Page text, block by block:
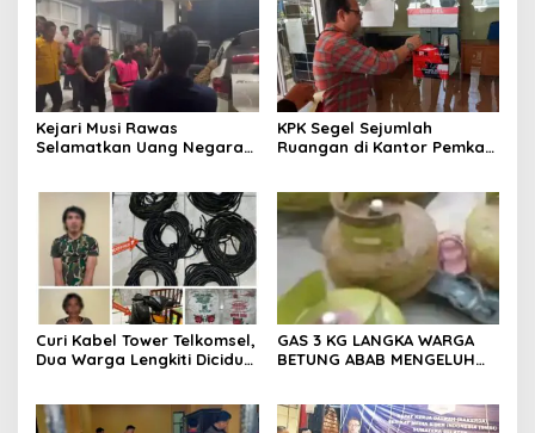
Kejari Musi Rawas
Selamatkan Uang Negara
KPK Segel Sejumlah
Ruangan di Kantor Pemkab
Curi Kabel Tower Telkomsel,
Dua Warga Lengkiti Diciduk
GAS 3 KG LANGKA WARGA
BETUNG ABAB MENGELUH